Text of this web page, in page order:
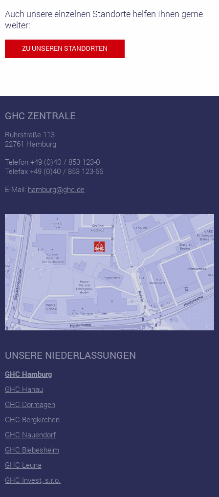
Auch unsere einzelnen Standorte helfen Ihnen gerne
weiter:
ZU UNSEREN STANDORTEN
GHC ZENTRALE
Ruhrstraße 113
22761 Hamburg
Telefon +49 (0)40 / 853 123-0
Telefax +49 (0)40 / 853 123-66
E-Mail: hamburg@ghc.de
UNSERE NIEDERLASSUNGEN
GHC Hamburg
GHC Hanau
GHC Dormagen
GHC Bergkirchen
GHC Nauendorf
GHC Biebesheim
GHC Leuna
GHC Invest, s.r.o.